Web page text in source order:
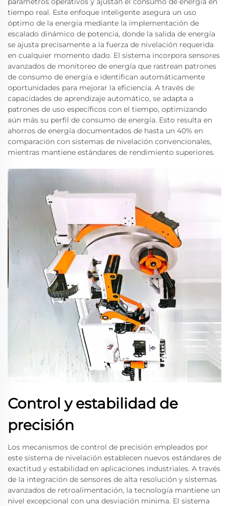
tiempo real. Este enfoque inteligente asegura un uso
óptimo de la energía mediante la implementación de
escalado dinámico de potencia, donde la salida de energía
se ajusta precisamente a la fuerza de nivelación requerida
en cualquier momento dado. El sistema incorpora sensores
avanzados de monitoreo de energía que rastrean patrones
de consumo de energía e identifican automáticamente
oportunidades para mejorar la eficiencia. A través de
capacidades de aprendizaje automático, se adapta a
patrones de uso específicos con el tiempo, optimizando
aún más su perfil de consumo de energía. Esto resulta en
ahorros de energía documentados de hasta un 40% en
comparación con sistemas de nivelación convencionales,
mientras mantiene estándares de rendimiento superiores.
Control y estabilidad de
precisión
Los mecanismos de control de precisión empleados por
este sistema de nivelación establecen nuevos estándares de
exactitud y estabilidad en aplicaciones industriales. A través
de la integración de sensores de alta resolución y sistemas
avanzados de retroalimentación, la tecnología mantiene un
nivel excepcional con una desviación mínima. El sistema